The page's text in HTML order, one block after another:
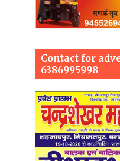
Contact for
6386995998